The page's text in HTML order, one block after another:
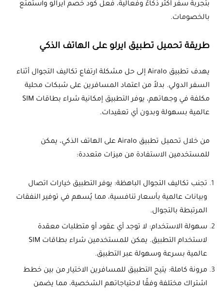
بتجربة سفر أكثر ذكاءً وفعالية، فعل كود خصم ايرالو واستمتع
بالخصومات.
طريقة تحميل تطبيق ايرلو على الهاتف الذكي
يهدف تطبيق Airalo إلى حل مشكلة ارتفاع تكاليف التجوال أثناء
السفر الدولي. بدلاً من اعتماد المسافرين على شبكات محلية
مكلفة في وجهاتهم، يوفر التطبيق إمكانية شراء بطاقات SIM
عالمية بسهولة وبدون أي تعقيدات.
من خلال تحميل تطبيق Airalo على الهاتف الذكي، يمكن
للمستخدمين الاستفادة من ميزات متعددة:
تجنب تكاليف التجوال الباهظة: يوفر التطبيق خيارات اتصال
وبيانات عالمية بأسعار تنافسية، مما يُسهم في توفير النفقات
المرتبطة بالتجوال.
سهولة الاستخدام: لا توجد أي عقود أو متطلبات معقدة
لاستخدام التطبيق. يمكن للمستخدمين شراء بطاقات SIM
عالمية بسرعة وسهولة عبر التطبيق.
مرونة كاملة: يتيح التطبيق للمسافرين الاختيار من بين خطط
اشتراك مختلفة وفقًا لاحتياجاتهم الشخصية، مما يضمن